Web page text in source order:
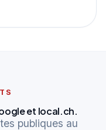
et local.ch.
publiques au